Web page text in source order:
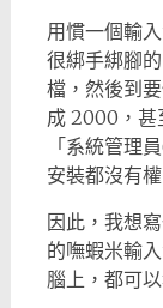
用慣一個輸
很綁手綁腳
檔，然後到
成 2000，甚
「系統管理
安裝都沒有權
因此，我想
的嘸蝦米輸
腦上，都可